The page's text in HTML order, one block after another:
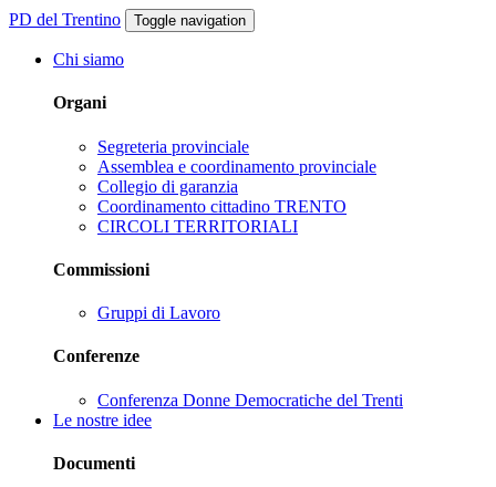
PD del Trentino Toggle navigation
Chi siamo
Organi
Segreteria provinciale
Assemblea e coordinamento provinciale
Collegio di garanzia
Coordinamento cittadino TRENTO
CIRCOLI TERRITORIALI
Commissioni
Gruppi di Lavoro
Conferenze
Conferenza Donne Democratiche del Trenti
Le nostre idee
Documenti